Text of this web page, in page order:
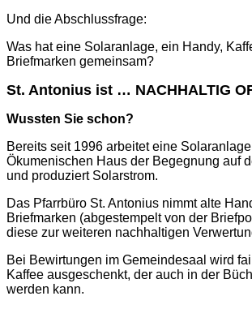
Und die Abschlussfrage:
Was hat eine Solaranlage, ein Handy,
Briefmarken gemeinsam?
St. Antonius ist … NACHHALTIG
Wussten Sie schon?
Bereits seit 1996 arbeitet eine
Ökumenischen Haus der Begegnung auf
und produziert Solarstrom.
Das Pfarrbüro St. Antonius nimmt alte
Briefmarken (abgestempelt von der
diese zur weiteren nachhaltigen
Bei Bewirtungen im Gemeindesaal wird
Kaffee ausgeschenkt, der auch in der
werden kann.